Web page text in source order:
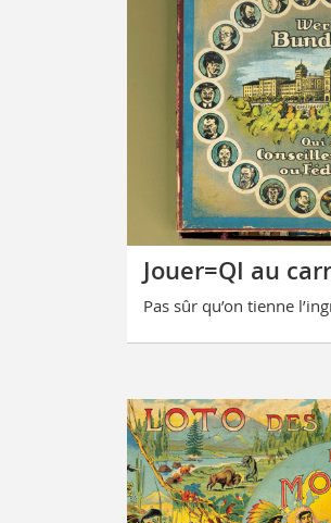
Jouer=QI au
Pas sûr qu’on tienne